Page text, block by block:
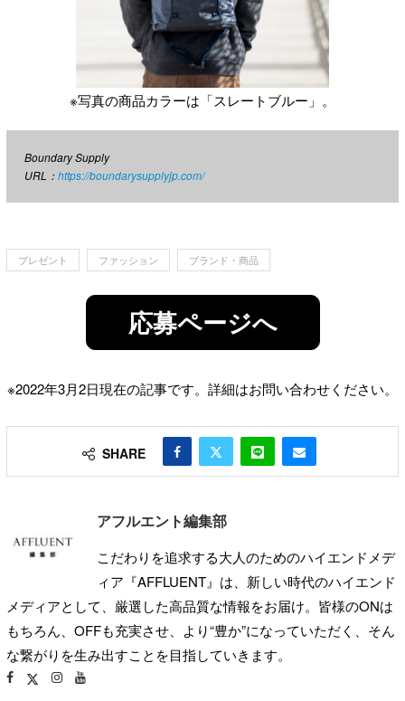
※写真の商品カラーは「スレートブルー」。
Boundary Supply
URL： https://boundarysupplyjp.com/
プレゼント ファッション ブランド・商品
応募ページへ
※2022年3月2日現在の記事です。詳細はお問い合わせください。
SHARE
アフルエント編集部
こだわりを追求する大人のためのハイエンドメデ
ィア『AFFLUENT』は、新しい時代のハイエンド
メディアとして、厳選した高品質な情報をお届け。皆様のONは
もちろん、OFFも充実させ、より“豊か”になっていただく、そん
な繋がりを生み出すことを目指していきます。